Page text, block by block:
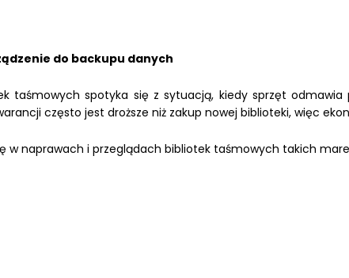
do backupu danych
taśmowych spotyka się z sytuacją, kiedy sprzęt odmawia
często jest droższe niż zakup nowej biblioteki, więc
w naprawach i przeglądach bibliotek taśmowych takich